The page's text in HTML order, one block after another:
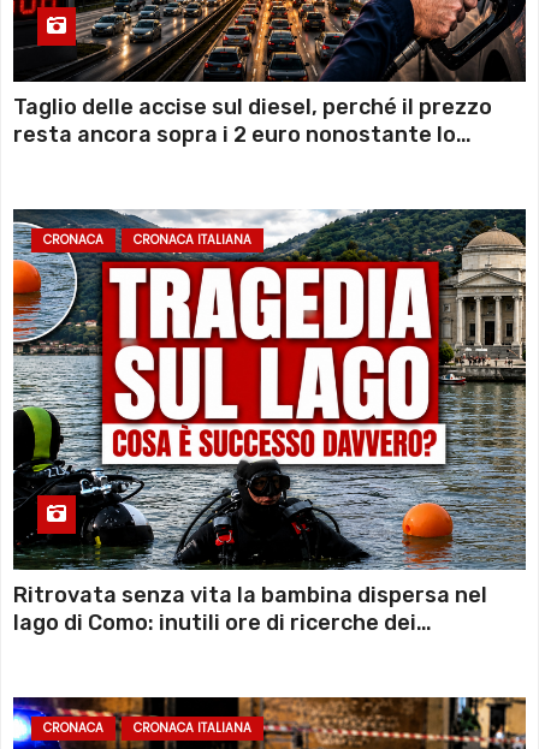
Taglio delle accise sul diesel, perché il prezzo
resta ancora sopra i 2 euro nonostante lo
CRONACA CRONACA ITALIANA
Ritrovata senza vita la bambina dispersa nel
lago di Como: inutili ore di ricerche dei
CRONACA CRONACA ITALIANA